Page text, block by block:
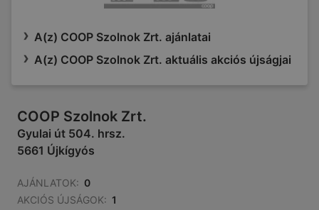
A(z) COOP Szolnok Zrt. ajánlatai
A(z) COOP Szolnok Zrt. aktuális akciós újságjai
COOP Szolnok Zrt.
Gyulai út 504. hrsz.
5661 Újkígyós
AJÁNLATOK: 0
AKCIÓS ÚJSÁGOK: 1